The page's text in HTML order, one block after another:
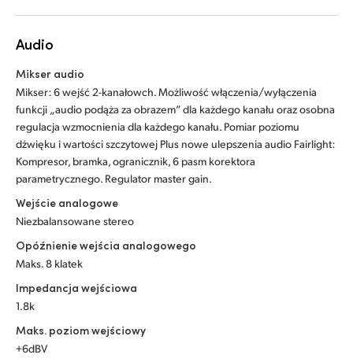
Audio
Mikser audio
Mikser: 6 wejść 2-kanałowch. Możliwość włączenia/wyłączenia
funkcji „audio podąża za obrazem” dla każdego kanału oraz osobna
regulacja wzmocnienia dla każdego kanału. Pomiar poziomu
dźwięku i wartości szczytowej Plus nowe ulepszenia audio Fairlight:
Kompresor, bramka, ogranicznik, 6 pasm korektora
parametrycznego. Regulator master gain.
Wejście analogowe
Niezbalansowane stereo
Opóźnienie wejścia analogowego
Maks. 8 klatek
Impedancja wejściowa
1.8k
Maks. poziom wejściowy
+6dBV